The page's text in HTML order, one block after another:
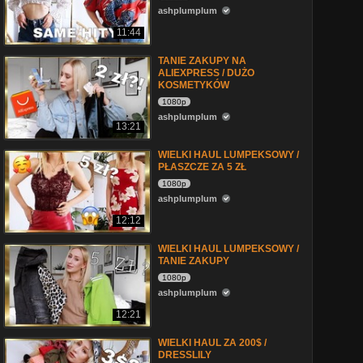
11:44
ashplumplum
13:21
TANIE ZAKUPY NA
ALIEXPRESS / DUŻO
KOSMETYKÓW
1080p
ashplumplum
12:12
WIELKI HAUL LUMPEKSOWY /
PŁASZCZE ZA 5 ZŁ
1080p
ashplumplum
12:21
WIELKI HAUL LUMPEKSOWY /
TANIE ZAKUPY
1080p
ashplumplum
WIELKI HAUL ZA 200$ /
DRESSLILY